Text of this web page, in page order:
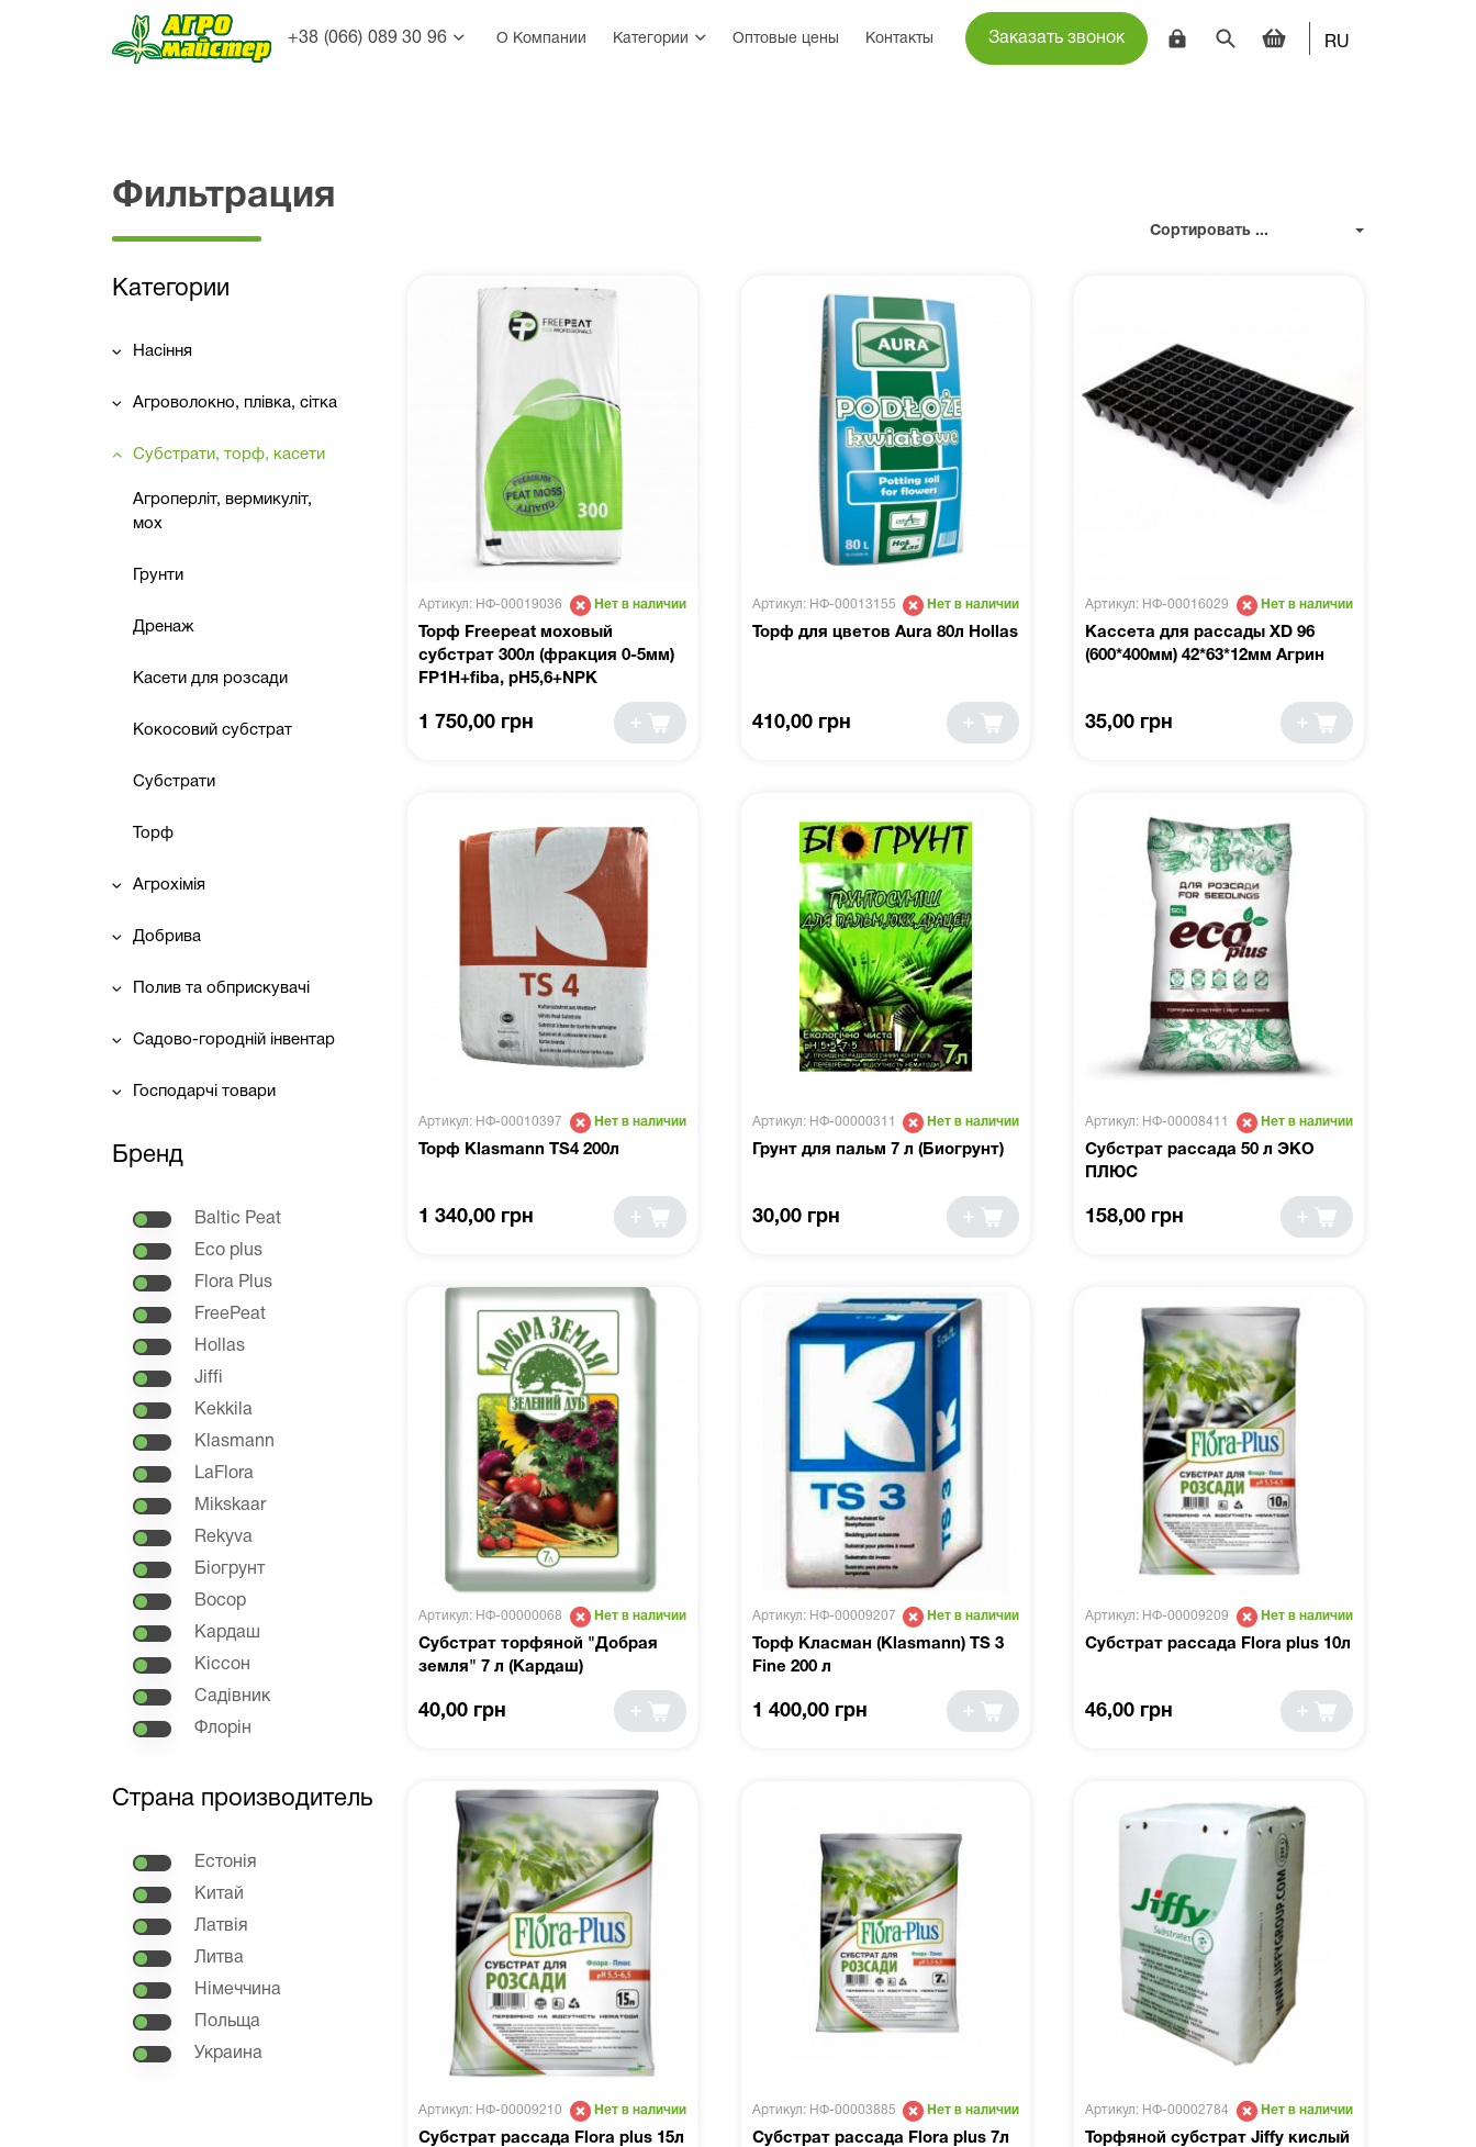
+38 (066) 089 30 96 О Компании Категории Оптовые цены Контакты Заказать звонок RU
Фильтрация
Категории
Насіння
Агроволокно, плівка, сітка
Субстрати, торф, касети
Агроперліт, вермикуліт,
мох
Грунти
Дренаж
Касети для розсади
Кокосовий субстрат
Субстрати
Торф
Агрохімія
Добрива
Полив та обприскувачі
Садово-городній інвентар
Господарчі товари
Бренд
Baltic Peat
Eco plus
Flora Plus
FreePeat
Hollas
Jiffi
Kekkila
Klasmann
LaFlora
Mikskaar
Rekyva
Біогрунт
Восор
Кардаш
Кіссон
Садівник
Флорін
Страна производитель
Естонія
Китай
Латвія
Литва
Німеччина
Польща
Украина
Сортировать ...
Артикул: НФ-00019036 Нет в наличии
Торф Freepeat моховый
субстрат 300л (фракция 0-5мм)
FP1H+fiba, pH5,6+NPK
1 750,00 грн
Артикул: НФ-00013155 Нет в наличии
Торф для цветов Aura 80л Hollas
410,00 грн
Артикул: НФ-00016029 Нет в наличии
Кассета для рассады XD 96
(600*400мм) 42*63*12мм Агрин
35,00 грн
Артикул: НФ-00010397 Нет в наличии
Торф Klasmann TS4 200л
1 340,00 грн
Артикул: НФ-00000311 Нет в наличии
Грунт для пальм 7 л (Биогрунт)
30,00 грн
Артикул: НФ-00008411 Нет в наличии
Субстрат рассада 50 л ЭКО
ПЛЮС
158,00 грн
Артикул: НФ-00000068 Нет в наличии
Субстрат торфяной "Добрая
земля" 7 л (Кардаш)
40,00 грн
Артикул: НФ-00009207 Нет в наличии
Торф Класман (Klasmann) TS 3
Fine 200 л
1 400,00 грн
Артикул: НФ-00009209 Нет в наличии
Субстрат рассада Flora plus 10л
46,00 грн
Артикул: НФ-00009210 Нет в наличии
Субстрат рассада Flora plus 15л
Артикул: НФ-00003885 Нет в наличии
Субстрат рассада Flora plus 7л
Артикул: НФ-00002784 Нет в наличии
Торфяной субстрат Jiffy кислый